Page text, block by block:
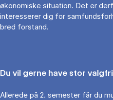
økonomiske situation. Det er
interesserer dig for
bred forstand.
Du vil gerne have stor
Allerede på 2. semester får du